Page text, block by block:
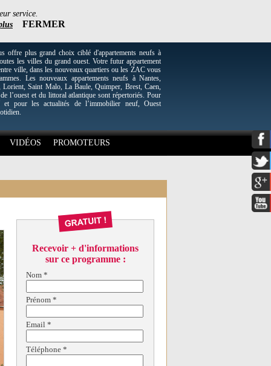
service.
FERMER
plus grand choix ciblé d'appartements neufs à
les villes du grand ouest. Votre futur appartement
ville, dans les nouveaux quartiers ou les ZAC vous
Les nouveaux appartements neufs à Nantes,
Lorient, Saint Malo, La Baule, Quimper, Brest, Caen,
l’ouest et du littoral atlantique sont répertoriés. Pour
et pour les actualités de l’immobilier neuf, Ouest
VIDÉOS PROMOTEURS
Recevoir + d'informations
sur ce programme :
Nom *
Prénom *
Email *
Téléphone *